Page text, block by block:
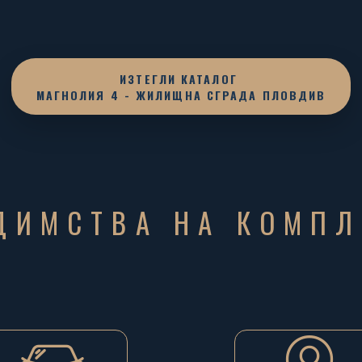
ИЗТЕГЛИ КАТАЛОГ
МАГНОЛИЯ 4 - ЖИЛИЩНА СГРАДА ПЛОВДИВ
НА